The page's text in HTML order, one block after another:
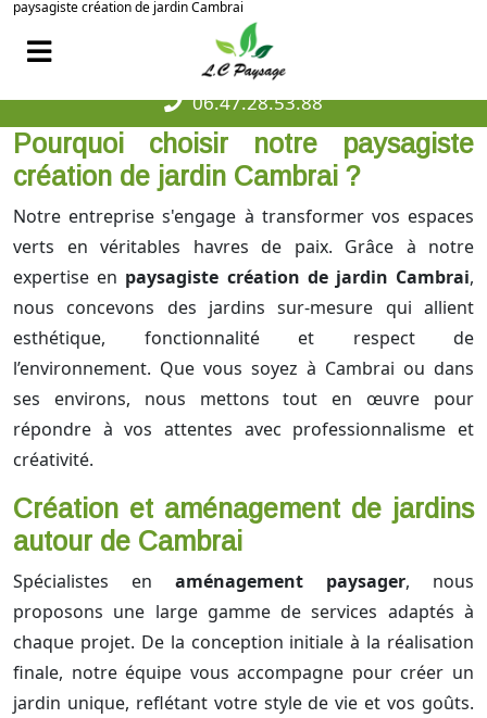
paysagiste création de jardin Cambrai
06.47.28.53.88
Pourquoi choisir notre paysagiste
création de jardin Cambrai ?
Notre entreprise s'engage à transformer vos espaces
verts en véritables havres de paix. Grâce à notre
expertise en paysagiste création de jardin Cambrai,
nous concevons des jardins sur-mesure qui allient
esthétique, fonctionnalité et respect de
l’environnement. Que vous soyez à Cambrai ou dans
ses environs, nous mettons tout en œuvre pour
répondre à vos attentes avec professionnalisme et
créativité.
Création et aménagement de jardins
autour de Cambrai
Spécialistes en aménagement paysager, nous
proposons une large gamme de services adaptés à
chaque projet. De la conception initiale à la réalisation
finale, notre équipe vous accompagne pour créer un
jardin unique, reflétant votre style de vie et vos goûts.